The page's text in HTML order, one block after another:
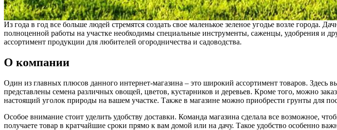
Из года в год все больше людей стремятся создать свое маленькое зеленое угодье возле города.
полноценной работы на участке необходимы специальные инструменты, саженцы, удобрения и
ассортимент продукции для любителей огородничества и садоводства.
О компании
Один из главных плюсов данного интернет-магазина – это широкий ассортимент товаров. Здесь
представлены семена различных овощей, цветов, кустарников и деревьев. Кроме того, можно
настоящий уголок природы на вашем участке. Также в магазине можно приобрести грунты для
Особое внимание стоит уделить удобству доставки. Команда магазина сделала все возможное,
получаете товар в кратчайшие сроки прямо к вам домой или на дачу. Такое удобство особенно